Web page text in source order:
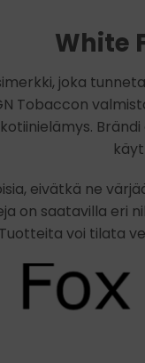
White
joka
Tobaccon
eivätkä ne
on saatavilla eri
voi tilata